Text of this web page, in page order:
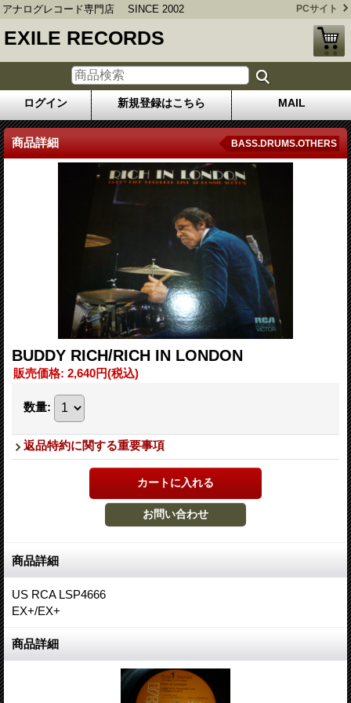
アナログレコード専門店 SINCE 2002 PCサイト
EXILE RECORDS
ログイン 新規登録はこちら MAIL
商品詳細 BASS.DRUMS.OTHERS
BUDDY RICH/RICH IN LONDON
販売価格: 2,640円(税込)
数量:
返品特約に関する重要事項
商品詳細
US RCA LSP4666
EX+/EX+
商品詳細